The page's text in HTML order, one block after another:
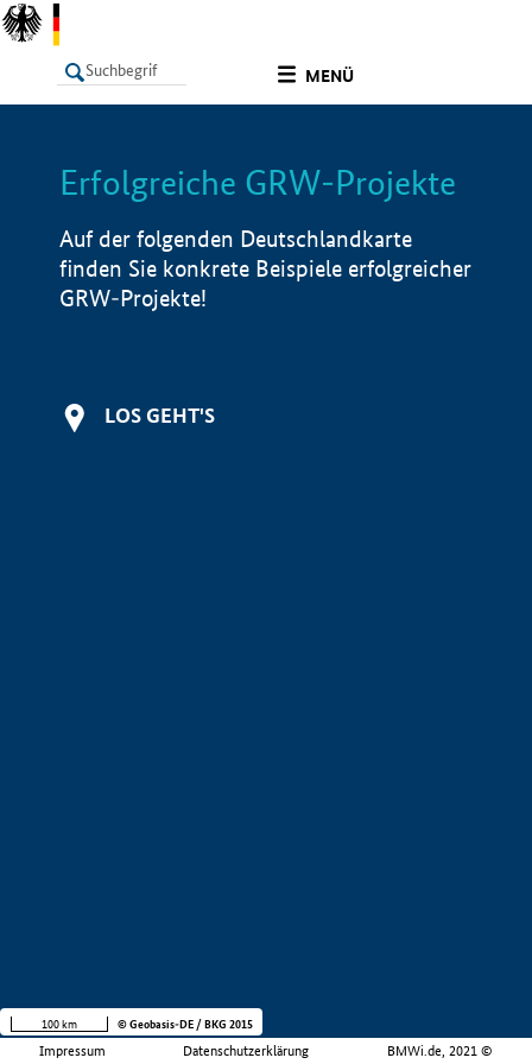
MENÜ
LISTE Info
Erfolgreiche GRW-Projekte
Auf der folgenden Deutschlandkarte
finden Sie konkrete Beispiele erfolgreicher
GRW-Projekte!
LOS GEHT'S
Impressum Datenschutzerklärung BMWi.de, 2021 ©
100 km © Geobasis-DE / BKG 2015